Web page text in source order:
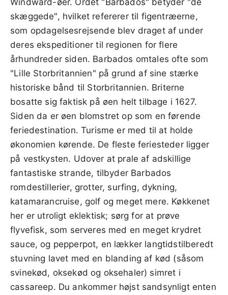
skæggede", hvilket refererer til figentræerne,
som opdagelsesrejsende blev draget af under
deres ekspeditioner til regionen for flere
århundreder siden. Barbados omtales ofte som
"Lille Storbritannien" på grund af sine stærke
historiske bånd til Storbritannien. Briterne
bosatte sig faktisk på øen helt tilbage i 1627.
Siden da er øen blomstret op som en førende
feriedestination. Turisme er med til at holde
økonomien kørende. De fleste feriesteder ligger
på vestkysten. Udover at prale af adskillige
fantastiske strande, tilbyder Barbados
romdestillerier, grotter, surfing, dykning,
katamarancruise, golf og meget mere. Køkkenet
her er utroligt eklektisk; sørg for at prøve
flyvefisk, som serveres med en meget krydret
sauce, og pepperpot, en lækker langtidstilberedt
stuvning lavet med en blanding af kød (såsom
svinekød, oksekød og oksehaler) simret i
cassareep. Du ankommer højst sandsynligt enten